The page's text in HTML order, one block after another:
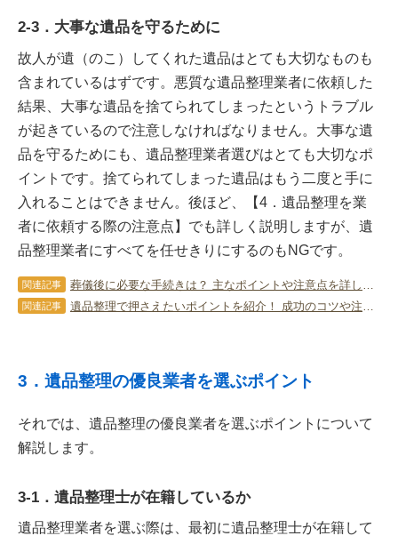
2-3．大事な遺品を守るために
故人が遺（のこ）してくれた遺品はとても大切なものも
含まれているはずです。悪質な遺品整理業者に依頼した
結果、大事な遺品を捨てられてしまったというトラブル
が起きているので注意しなければなりません。大事な遺
品を守るためにも、遺品整理業者選びはとても大切なポ
イントです。捨てられてしまった遺品はもう二度と手に
入れることはできません。後ほど、【4．遺品整理を業
者に依頼する際の注意点】でも詳しく説明しますが、遺
品整理業者にすべてを任せきりにするのもNGです。
関連記事
関連記事
3．遺品整理の優良業者を選ぶポイント
それでは、遺品整理の優良業者を選ぶポイントについて
解説します。
3-1．遺品整理士が在籍しているか
遺品整理業者を選ぶ際は、最初に遺品整理士が在籍して